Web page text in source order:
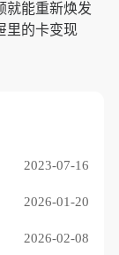
就能重新焕发
里的卡变现
2023-07-16
2026-01-20
2026-02-08